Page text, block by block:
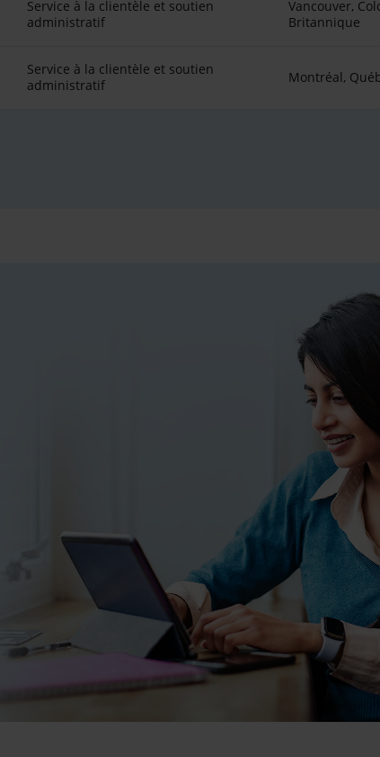
Service à la clientèle et soutien
administratif
Vancouver,
Britannique
Service à la clientèle et soutien
administratif
Montréal,